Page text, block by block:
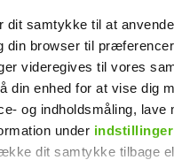
dit samtykke til at
din browser til
videregives til vores
din enhed for at vise dig
og indholdsmåling, lave
under indstillinger
dit samtykke tilbage